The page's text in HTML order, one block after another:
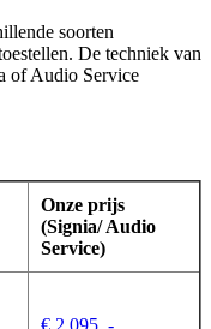
soorten
De techniek van
of Audio Service
Onze prijs
(Signia/ Audio
Service)
€ 2.095, -